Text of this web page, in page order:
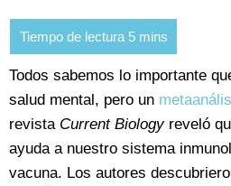
Todos sabemos lo importante
salud mental, pero un
revista Current Biologyreveló
ayuda a nuestro sistema
vacuna. Los autores